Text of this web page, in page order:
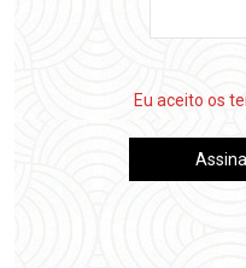
Eu aceito os